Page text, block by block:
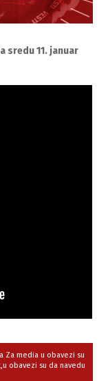
sredu 11. januar
Za media u obavezi su
obavezi su da navedu